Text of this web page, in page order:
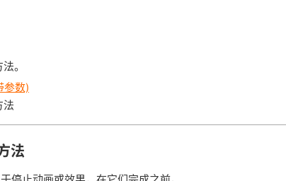
。
参数)
法
法